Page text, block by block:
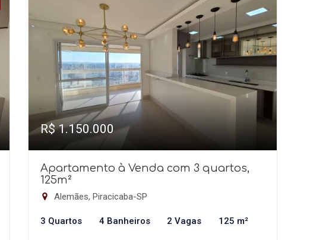
R$ 1.150.000
Apartamento à Venda com 3 quartos,
125m²
Alemães, Piracicaba-SP
3 Quartos 4 Banheiros 2 Vagas 125 m²